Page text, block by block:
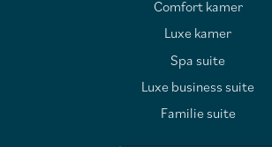
Comfort kamer
Luxe kamer
Spa suite
Luxe business suite
Familie suite